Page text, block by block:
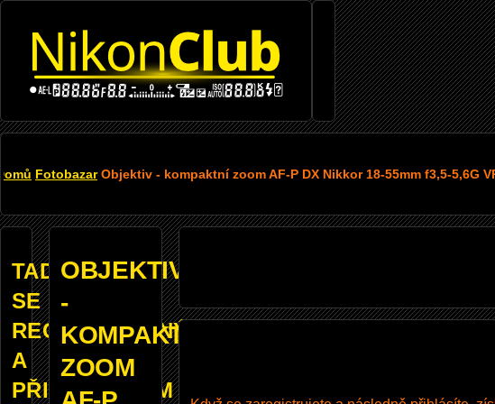
DROBEČKOVÁ
Fotobazar Objektiv - kompaktní zoom AF-P DX Nikkor 18-55mm f3,5-5,6G
TADY
SE
REGISTROVANÝM
A
PŘIHLÁŠENÝM
OBJEKTIV
-
KOMPAKTNÍ
ZOOM